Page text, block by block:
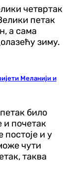
четвртак
петак
а сама
зиму.
Меланији и
било
и почетак
постоје и у
чути
таква